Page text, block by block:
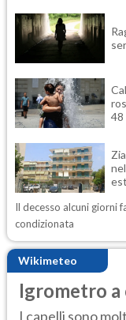
48
Il decesso alcuni giorni
condizionata
Wikimeteo
Igrometro a
I capelli sono